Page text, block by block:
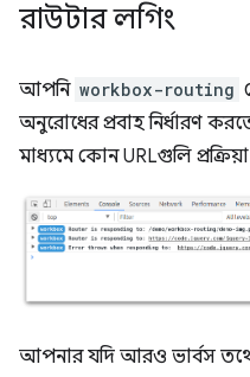
রাউটার লগিং
আপনি workbox-routing
অনুরোধের প্রবাহ নির্ধারণ
মাধ্যমে কোন URLগুলি
আপনার যদি আরও ভার্বস